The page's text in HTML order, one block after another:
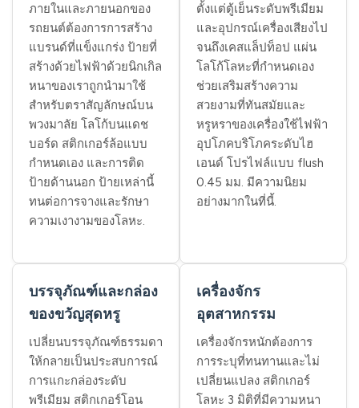
ภายในและภายนอกของ
รถยนต์ต้องการการสร้าง
แบรนด์ที่แข็งแกร่ง ป้ายที่
สร้างด้วยไฟฟ้าด้วยนิกเกิล
หนาของเราถูกนำมาใช้
สำหรับตราสัญลักษณ์บน
พวงมาลัย โลโก้บนแดช
บอร์ด สติกเกอร์ล้อแบบ
กำหนดเอง และการติด
ป้ายด้านนอก ป้ายเหล่านี้
ทนต่อการจางและรักษา
ความเงางามของโลหะ.
ตั้งแต่ตู้เย็นระดับพรีเมียม
และอุปกรณ์เครื่องเสียงไป
จนถึงเคสแล็ปท็อป แผ่น
โลโก้โลหะที่กำหนดเอง
ช่วยเสริมสร้างความ
สวยงามที่ทันสมัยและ
หรูหราของเครื่องใช้ไฟฟ้า
อุปโภคบริโภคระดับไฮ
เอนด์ โปรไฟล์แบบ flush
0.45 มม. มีความนิยม
อย่างมากในที่นี้.
บรรจุภัณฑ์และกล่อง
ของขวัญสุดหรู
เปลี่ยนบรรจุภัณฑ์ธรรมดา
ให้กลายเป็นประสบการณ์
การแกะกล่องระดับ
พรีเมียม สติกเกอร์โอน
เครื่องจักร
อุตสาหกรรม
เครื่องจักรหนักต้องการ
การระบุที่ทนทานและไม่
เปลี่ยนแปลง สติกเกอร์
โลหะ 3 มิติที่มีความหนา